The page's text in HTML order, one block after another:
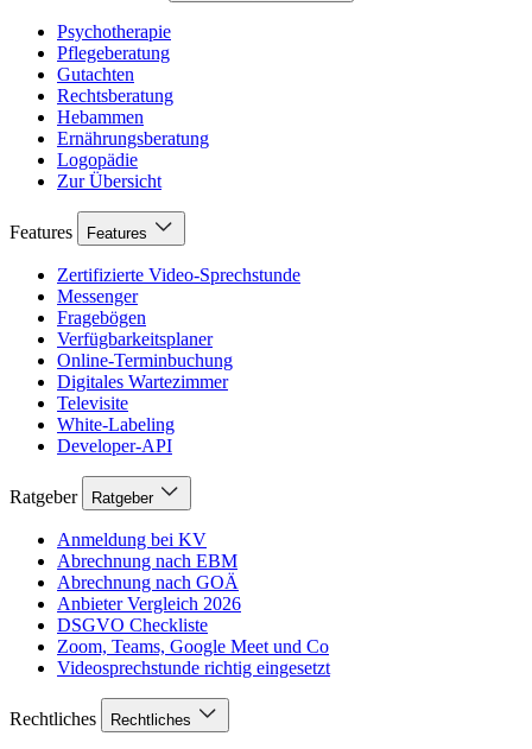
Psychotherapie
Pflegeberatung
Gutachten
Rechtsberatung
Hebammen
Ernährungsberatung
Logopädie
Zur Übersicht
Features Features
Zertifizierte Video-Sprechstunde
Messenger
Fragebögen
Verfügbarkeitsplaner
Online-Terminbuchung
Digitales Wartezimmer
Televisite
White-Labeling
Developer-API
Ratgeber Ratgeber
Anmeldung bei KV
Abrechnung nach EBM
Abrechnung nach GOÄ
Anbieter Vergleich 2026
DSGVO Checkliste
Zoom, Teams, Google Meet und Co
Videosprechstunde richtig eingesetzt
Rechtliches Rechtliches